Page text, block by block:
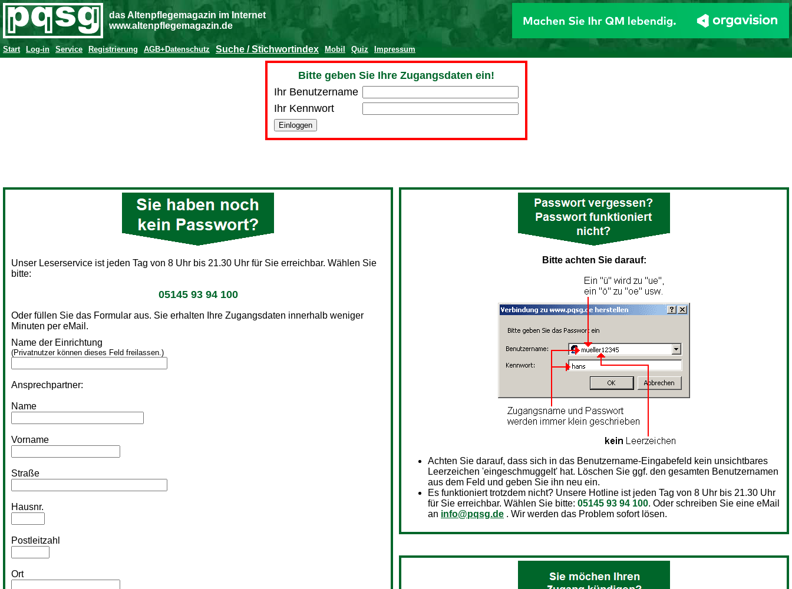
das Altenpflegemagazin im Internet
www.altenpflegemagazin.de
Start Log-in Service Registrierung AGB+Datenschutz Suche / Stichwortindex Mobil Quiz Impressum
Bitte geben Sie Ihre Zugangsdaten ein!
Ihr Benutzername
Ihr Kennwort
Unser Leserservice ist jeden Tag von 8 Uhr bis 21.30 Uhr für Sie erreichbar. Wählen Sie
bitte:
05145 93 94 100
Oder füllen Sie das Formular aus. Sie erhalten Ihre Zugangsdaten innerhalb weniger
Minuten per eMail.
Name der Einrichtung
(Privatnutzer können dieses Feld freilassen.)
Ansprechpartner:
Name
Vorname
Straße
Hausnr.
Postleitzahl
Ort
Bitte achten Sie darauf:
Achten Sie darauf, dass sich in das Benutzername-Eingabefeld kein unsichtbares
Leerzeichen 'eingeschmuggelt' hat. Löschen Sie ggf. den gesamten Benutzernamen
aus dem Feld und geben Sie ihn neu ein.
Es funktioniert trotzdem nicht? Unsere Hotline ist jeden Tag von 8 Uhr bis 21.30 Uhr
für Sie erreichbar. Wählen Sie bitte: 05145 93 94 100. Oder schreiben Sie eine eMail
an info@pqsg.de . Wir werden das Problem sofort lösen.